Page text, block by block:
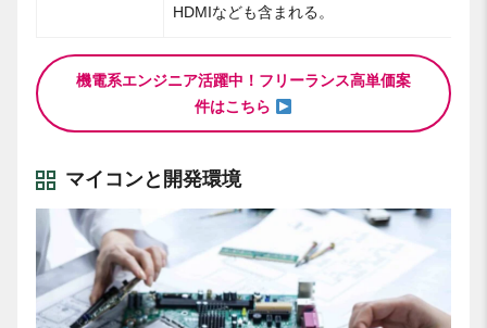
HDMIなども含まれる。
機電系エンジニア活躍中！フリーランス高単価案
件はこちら
マイコンと開発環境